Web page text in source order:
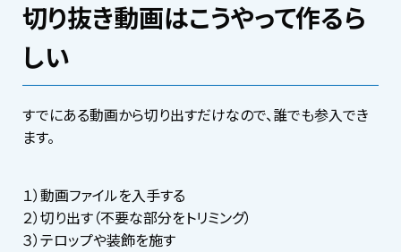
切り抜き動画はこうやって作るら
しい
すでにある動画から切り出すだけなので、誰でも参入でき
ます。
１）動画ファイルを入手する
２）切り出す（不要な部分をトリミング）
３）テロップや装飾を施す